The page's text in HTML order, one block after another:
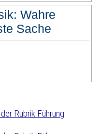
Wahre
Sache